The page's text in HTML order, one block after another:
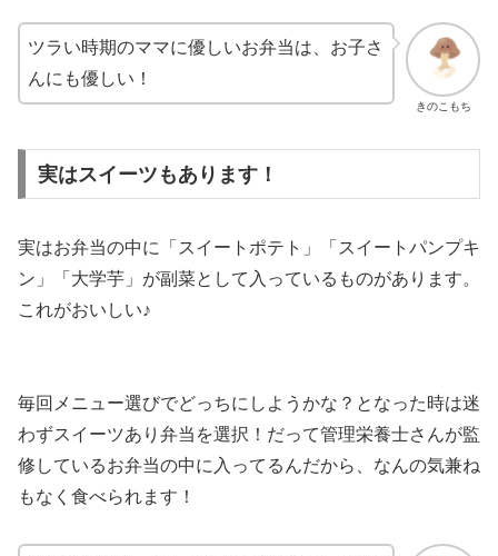
きのこもち
ツラい時期のママに優しいお弁当は、お子さ
んにも優しい！
実はスイーツもあります！
実はお弁当の中に「スイートポテト」「スイートパンプキ
ン」「大学芋」が副菜として入っているものがあります。
これがおいしい♪
毎回メニュー選びでどっちにしようかな？となった時は迷
わずスイーツあり弁当を選択！だって管理栄養士さんが監
修しているお弁当の中に入ってるんだから、なんの気兼ね
もなく食べられます！